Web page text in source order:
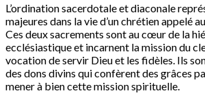
L’ordination sacerdotale et diaconale
majeures dans la vie d’un chrétien appelé
Ces deux sacrements sont au cœur de la
ecclésiastique et incarnent la mission du
vocation de servir Dieu et les fidèles. Ils
des dons divins qui confèrent des grâces
mener à bien cette mission spirituelle.